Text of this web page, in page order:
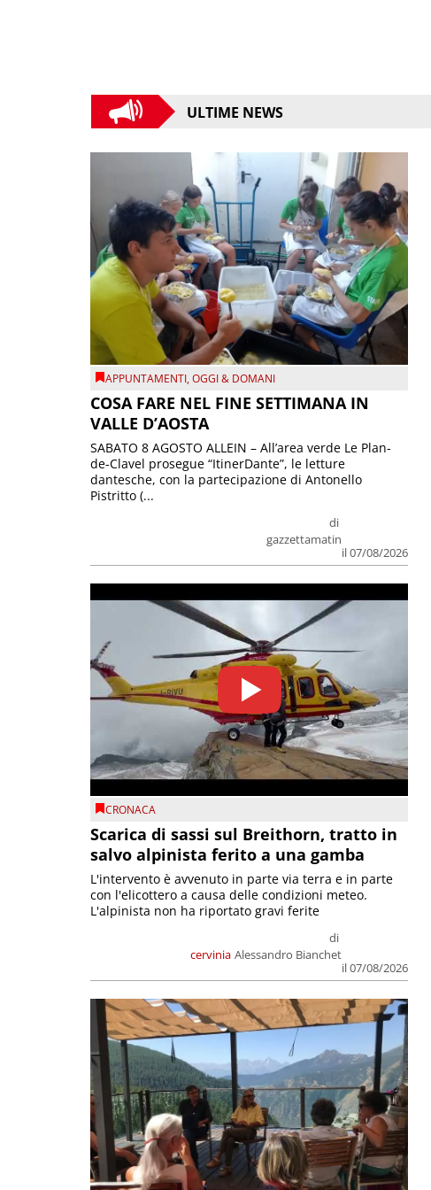
ULTIME NEWS
APPUNTAMENTI,OGGI & DOMANI
COSA FARE NEL FINE SETTIMANA IN
VALLE D’AOSTA
di
gazzettamatin
il 07/08/2026
SABATO 8 AGOSTO ALLEIN – All’area verde Le Plan-
de-Clavel prosegue “ItinerDante”, le letture
dantesche, con la partecipazione di Antonello
Pistritto (...
CRONACA
Scarica di sassi sul Breithorn, tratto in
salvo alpinista ferito a una gamba
cervinia
di
Alessandro Bianchet
il 07/08/2026
L'intervento è avvenuto in parte via terra e in parte
con l'elicottero a causa delle condizioni meteo.
L'alpinista non ha riportato gravi ferite